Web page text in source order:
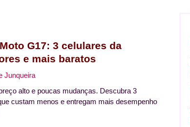
G17: 3 celulares da
e mais baratos
Junqueira
alto e poucas mudanças. Descubra 3
custam menos e entregam mais desempenho